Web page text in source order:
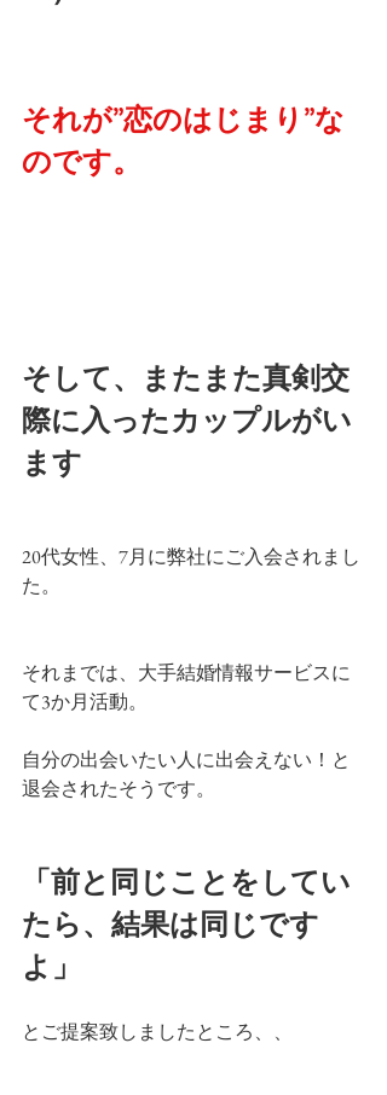
それが”恋のはじまり”な
のです。
そして、またまた真剣交
際に入ったカップルがい
ます
20代女性、7月に弊社にご入会されまし
た。
それまでは、大手結婚情報サービスに
て3か月活動。
自分の出会いたい人に出会えない！と
退会されたそうです。
「前と同じことをしてい
たら、結果は同じです
よ」
とご提案致しましたところ、、